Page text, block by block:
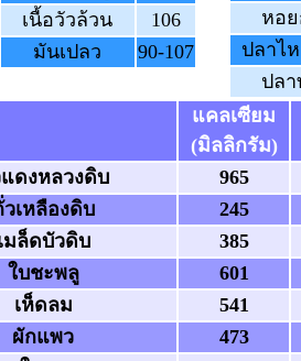
เนื้อวัวล้วน
106
มันเปลว
90-107
หอ
ปลาไ
ปล
แคลเซียม
(มิลลิกรัม)
ดงหลวงดิบ
965
วเหลืองดิบ
245
มล็ดบัวดิบ
385
ใบชะพลู
601
เห็ดลม
541
ผักแพว
473